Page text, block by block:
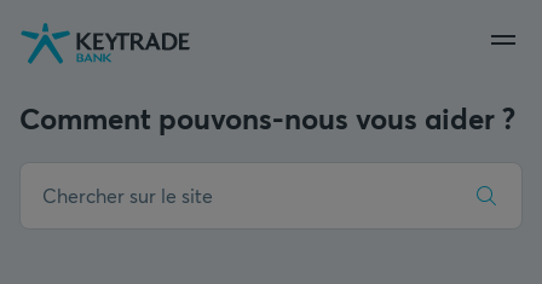
Aller
navigation
Aller
connexion
Aller
au
Comment pouvons-nous vous aider ?